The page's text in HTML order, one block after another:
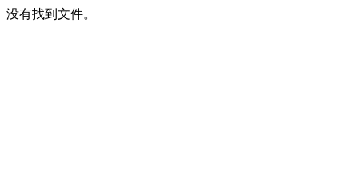
没有找到文件。